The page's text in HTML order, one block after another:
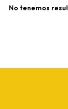
No tenemos